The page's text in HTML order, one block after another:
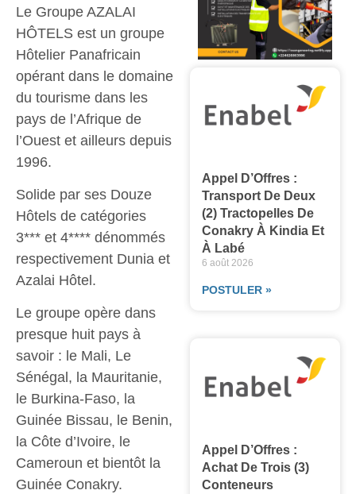
Le Groupe AZALAI
HÔTELS est un groupe
Hôtelier Panafricain
opérant dans le domaine
du tourisme dans les
pays de l’Afrique de
l’Ouest et ailleurs depuis
1996.
Solide par ses Douze
Hôtels de catégories
3*** et 4**** dénommés
respectivement Dunia et
Azalai Hôtel.
Le groupe opère dans
presque huit pays à
savoir : le Mali, Le
Sénégal, la Mauritanie,
le Burkina-Faso, la
Guinée Bissau, le Benin,
la Côte d’Ivoire, le
Cameroun et bientôt la
Guinée Conakry.
Appel D’Offres :
Transport De Deux
(2) Tractopelles De
Conakry À Kindia Et
À Labé
6 août 2026
POSTULER »
Appel D’Offres :
Achat De Trois (3)
Conteneurs